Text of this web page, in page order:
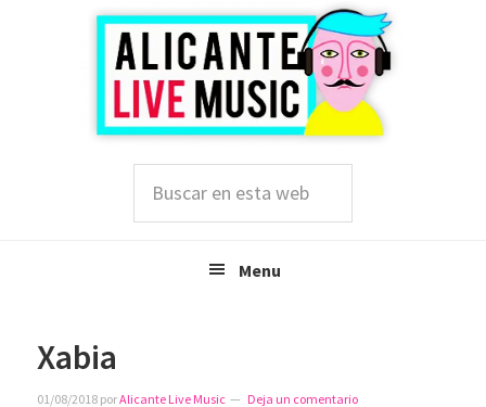
esta
Menu
Xabia
01/08/2018 porAlicante Live Music Deja un comentario